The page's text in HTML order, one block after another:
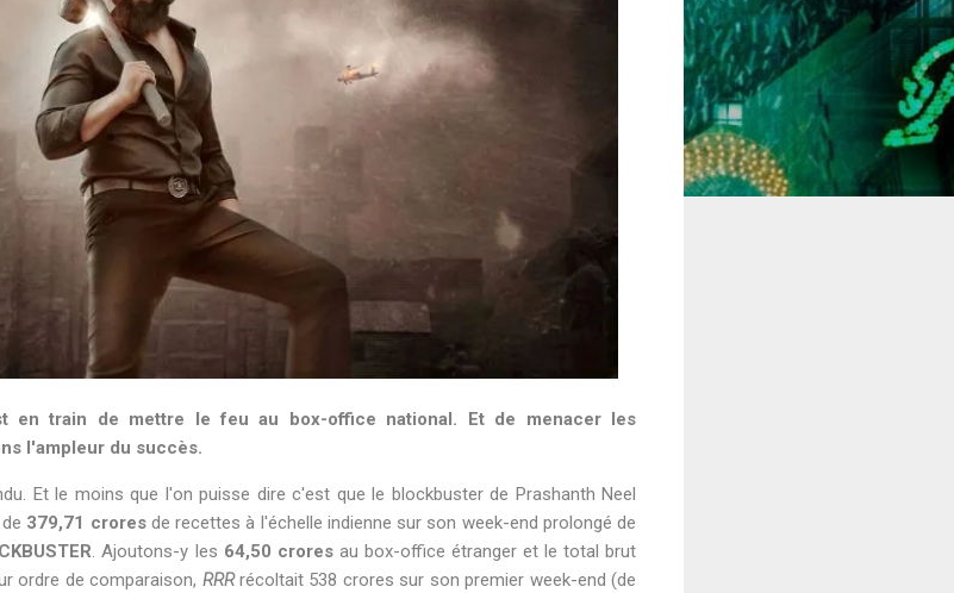
en train de mettre le feu au box-office national. Et de menacer les
l'ampleur du succès.
Et le moins que l'on puisse dire c'est que le blockbuster de Prashanth Neel
379,71 croresde recettes à l'échelle indienne sur son week-end prolongé de
. Ajoutons-y les 64,50 croresau box-office étranger et le total brut
ordre de comparaison, RRRrécoltait 538 crores sur son premier week-end (de